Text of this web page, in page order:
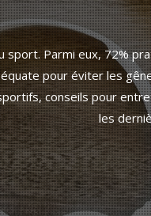
sport. Parmi eux, 72%
pour éviter les
conseils pour
les